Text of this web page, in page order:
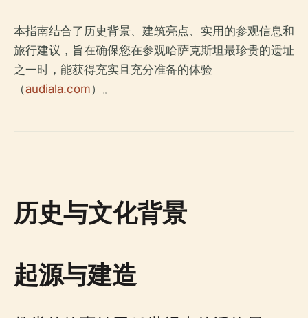
本指南结合了历史背景、建筑亮点、实用的参观信息和
旅行建议，旨在确保您在参观哈萨克斯坦最珍贵的遗址
之一时，能获得充实且充分准备的体验
（audiala.com）。
历史与文化背景
起源与建造